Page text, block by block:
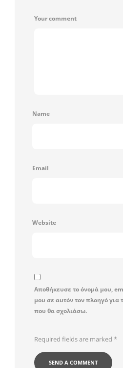
Your comment
Name
Email
Website
Αποθήκευσε το όνομά μου,
μου σε αυτόν τον πλοηγό
που θα σχολιάσω.
Required fields are marked *